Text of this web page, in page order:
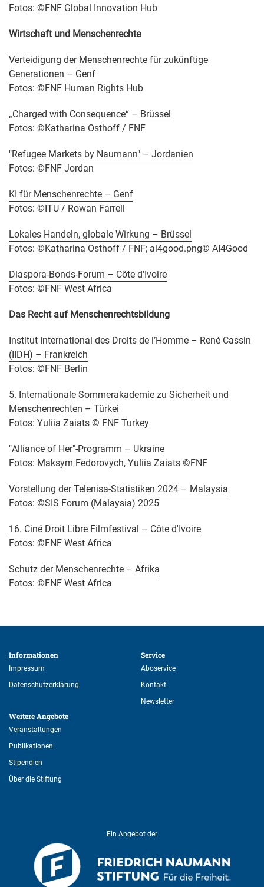
Fotos: ©FNF Global Innovation Hub
Wirtschaft und Menschenrechte
Verteidigung der Menschenrechte für zukünftige
Generationen – Genf
Fotos: ©FNF Human Rights Hub
„Charged with Consequence“ – Brüssel
Fotos: ©Katharina Osthoff / FNF
"Refugee Markets by Naumann" – Jordanien
Fotos: ©FNF Jordan
KI für Menschenrechte – Genf
Fotos: ©ITU / Rowan Farrell
Lokales Handeln, globale Wirkung – Brüssel
Fotos: ©Katharina Osthoff / FNF; ai4good.png© AI4Good
Diaspora-Bonds-Forum – Côte d'Ivoire
Fotos: ©FNF West Africa
Das Recht auf Menschenrechtsbildung
Institut International des Droits de l’Homme – René Cassin
(IIDH) – Frankreich
Fotos: ©FNF Berlin
5. Internationale Sommerakademie zu Sicherheit und
Menschenrechten – Türkei
Fotos: Yuliia Zaiats © FNF Turkey
"Alliance of Her"-Programm – Ukraine
Fotos: Maksym Fedorovych, Yuliia Zaiats ©FNF
Vorstellung der Telenisa-Statistiken 2024 – Malaysia
Fotos: ©SIS Forum (Malaysia) 2025
16. Ciné Droit Libre Filmfestival – Côte d'Ivoire
Fotos: ©FNF West Africa
Schutz der Menschenrechte – Afrika
Fotos: ©FNF West Africa
Informationen
Impressum
Datenschutzerklärung
Weitere Angebote
Veranstaltungen
Publikationen
Stipendien
Über die Stiftung
Service
Aboservice
Kontakt
Newsletter
Ein Angebot der